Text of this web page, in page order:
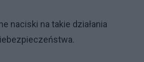
naciski na takie działania